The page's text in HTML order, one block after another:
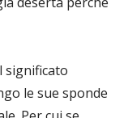
significato
le sue sponde